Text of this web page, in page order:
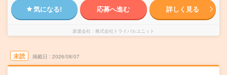
気になる! 応募へ進む 詳しく見る
派遣会社 株式会社トライバルユニット
未読 掲載日 2026/08/07